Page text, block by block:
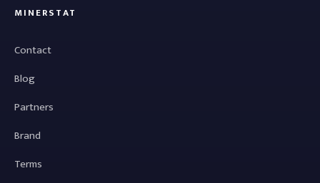
MINERSTAT
Contact
Blog
Partners
Brand
Terms